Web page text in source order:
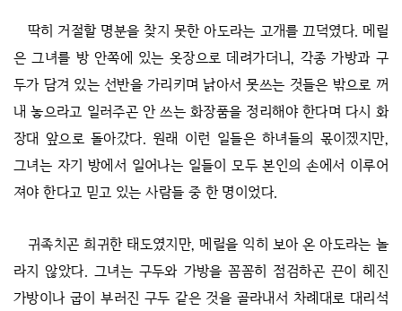
딱히 거절할 명분을 찾지 못한 아도라는 고개를 끄덕였다. 메릴
은 그녀를 방 안쪽에 있는 옷장으로 데려가더니, 각종 가방과 구
두가 담겨 있는 선반을 가리키며 낡아서 못쓰는 것들은 밖으로 꺼
내 놓으라고 일러주곤 안 쓰는 화장품을 정리해야 한다며 다시 화
장대 앞으로 돌아갔다. 원래 이런 일들은 하녀들의 몫이겠지만,
그녀는 자기 방에서 일어나는 일들이 모두 본인의 손에서 이루어
져야 한다고 믿고 있는 사람들 중 한 명이었다.
귀족치곤 희귀한 태도였지만, 메릴을 익히 보아 온 아도라는 놀
라지 않았다. 그녀는 구두와 가방을 꼼꼼히 점검하곤 끈이 헤진
가방이나 굽이 부러진 구두 같은 것을 골라내서 차례대로 대리석